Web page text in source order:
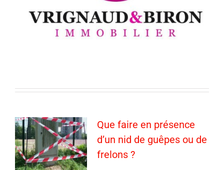
Que faire en présence
d’un nid de guêpes ou de
frelons ?